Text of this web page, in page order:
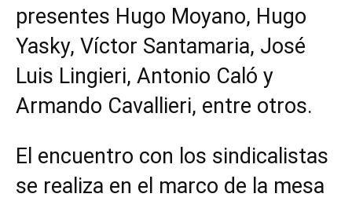
presentes Hugo Moyano, Hugo
Yasky, Víctor Santamaria, José
Luis Lingieri, Antonio Caló y
Armando Cavallieri, entre otros.
El encuentro con los sindicalistas
se realiza en el marco de la mesa